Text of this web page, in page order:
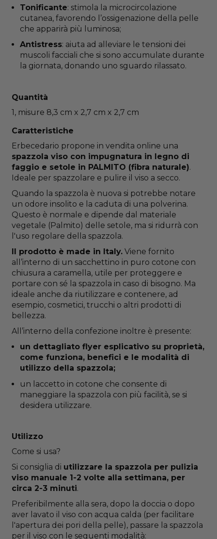
Tonificante: stimola la microcircolazione
cutanea, favorendo l’ossigenazione della pelle
che apparirà più luminosa;
Antistress: aiuta ad alleviare le tensioni dei
muscoli facciali che si sono accumulate durante
la giornata, donando uno sguardo rilassato.
Quantità
1, misure 8,3 cm x 2,7 cm x 2,7 cm
Caratteristiche
Erbecedario propone in vendita online una
spazzola viso con impugnatura in legno di
faggio e setole in PALMITO (fibra naturale).
Ideale per spazzolare e pulire il viso a secco.
Quando la spazzola è nuova si potrebbe notare
un odore insolito e la caduta di una polverina.
Questo è normale e dipende dal materiale
vegetale (Palmito) delle setole, ma si ridurrà con
l'uso regolare della spazzola.
Il prodotto è made in Italy. Viene fornito
all’interno di un sacchettino in puro cotone con
chiusura a caramella, utile per proteggere e
portare con sé la spazzola in caso di bisogno. Ma
ideale anche da riutilizzare e contenere, ad
esempio, cosmetici, trucchi o altri prodotti di
bellezza.
All’interno della confezione inoltre è presente:
un dettagliato flyer esplicativo su proprietà,
come funziona, benefici e le modalità di
utilizzo della spazzola;
un laccetto in cotone che consente di
maneggiare la spazzola con più facilità, se si
desidera utilizzare.
Utilizzo
Come si usa?
Si consiglia di utilizzare la spazzola per pulizia
viso manuale 1-2 volte alla settimana, per
circa 2-3 minuti.
Preferibilmente alla sera, dopo la doccia o dopo
aver lavato il viso con acqua calda (per facilitare
l'apertura dei pori della pelle), passare la spazzola
per il viso con le seguenti modalità: